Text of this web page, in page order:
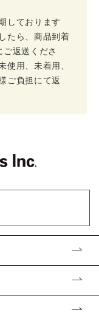
しております
たら、商品到着
返送くださ
使用、未着用、
ご負担にて返